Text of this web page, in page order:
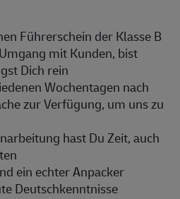
Führerschein der Klasse B
mit Kunden, bist
Dich rein
Wochentagen nach
zur Verfügung, um uns zu
hast Du Zeit, auch
ein echter Anpacker
Deutschkenntnisse